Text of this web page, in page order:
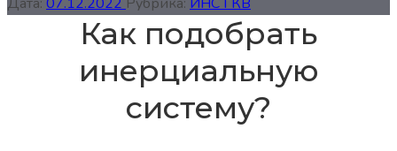
Как подобрать
инерциальную
систему?